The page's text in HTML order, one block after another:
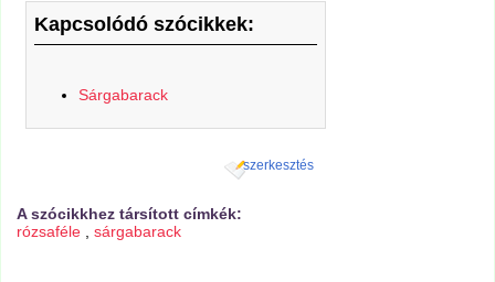
Kapcsolódó szócikkek:
Sárgabarack
szerkesztés
A szócikkhez társított címkék:
rózsaféle ,sárgabarack